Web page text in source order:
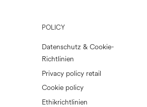
POLICY
Datenschutz & Cookie-
Richtlinien
Privacy policy retail
Cookie policy
Ethikrichtlinien